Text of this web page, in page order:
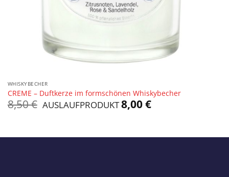
WHISKYBECHER
CREME – Duftkerze im formschönen Whiskybecher
8,50€ Ursprünglicher
Preis
AUSLAUFPRODUKT8,00€Aktueller
Preis